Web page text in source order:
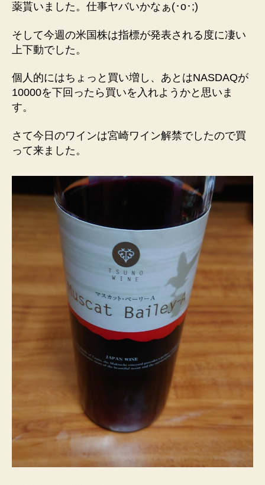
薬貰いました。仕事ヤバいかなぁ(⁠･⁠o⁠･⁠;⁠)
そして今週の米国株は指標が発表される度に凄い
上下動でした。
個人的にはちょっと買い増し、あとはNASDAQが
10000を下回ったら買いを入れようかと思いま
す。
さて今日のワインは宮崎ワイン解禁でしたので買
って来ました。